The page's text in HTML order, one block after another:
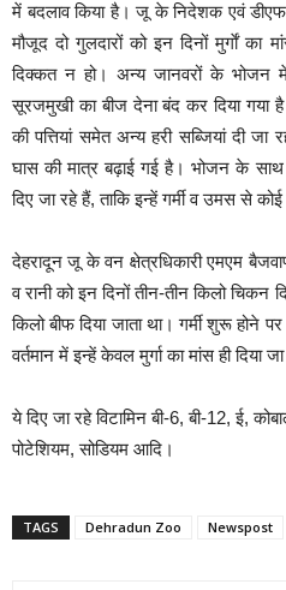
में बदलाव किया है। जू के निदेशक एवं
मौजूद दो गुलदारों को इन दिनों मुर्गाें का
दिक्कत न हो। अन्य जानवरों के भोजन में
सूरजमुखी का बीज देना बंद कर दिया गया है
की पत्तियां समेत अन्य हरी सब्जियां दी जा
घास की मात्र बढ़ाई गई है। भोजन के साथ
दिए जा रहे हैं, ताकि इन्हें गर्मी व उमस से
देहरादून जू के वन क्षेत्रधिकारी एमएम
व रानी को इन दिनों तीन-तीन किलो चिकन
किलो बीफ दिया जाता था। गर्मी शुरू होने
वर्तमान में इन्हें केवल मुर्गा का मांस ही दिया
ये दिए जा रहे विटामिन बी-6, बी-12, ई,
पोटेशियम, सोडियम आदि।
TAGS Dehradun Zoo Newspost